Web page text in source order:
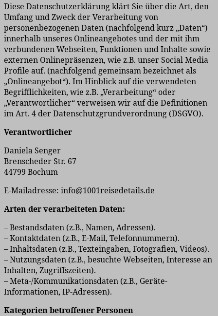
Diese Datenschutzerklärung klärt Sie über die Art, den
Umfang und Zweck der Verarbeitung von
personenbezogenen Daten (nachfolgend kurz „Daten“)
innerhalb unseres Onlineangebotes und der mit ihm
verbundenen Webseiten, Funktionen und Inhalte sowie
externen Onlinepräsenzen, wie z.B. unser Social Media
Profile auf. (nachfolgend gemeinsam bezeichnet als
„Onlineangebot“). Im Hinblick auf die verwendeten
Begrifflichkeiten, wie z.B. „Verarbeitung“ oder
„Verantwortlicher“ verweisen wir auf die Definitionen
im Art. 4 der Datenschutzgrundverordnung (DSGVO).
Verantwortlicher
Daniela Senger
Brenscheder Str. 67
44799 Bochum
E-Mailadresse: info@1001reisedetails.de
Arten der verarbeiteten Daten:
– Bestandsdaten (z.B., Namen, Adressen).
– Kontaktdaten (z.B., E-Mail, Telefonnummern).
– Inhaltsdaten (z.B., Texteingaben, Fotografien, Videos).
– Nutzungsdaten (z.B., besuchte Webseiten, Interesse an
Inhalten, Zugriffszeiten).
– Meta-/Kommunikationsdaten (z.B., Geräte-
Informationen, IP-Adressen).
Kategorien betroffener Personen